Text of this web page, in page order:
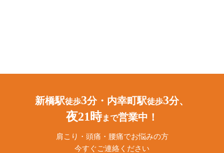
新橋駅徒歩3分・内幸町駅徒歩3分、
夜21時まで営業中！
肩こり・頭痛・腰痛でお悩みの方
今すぐご連絡ください